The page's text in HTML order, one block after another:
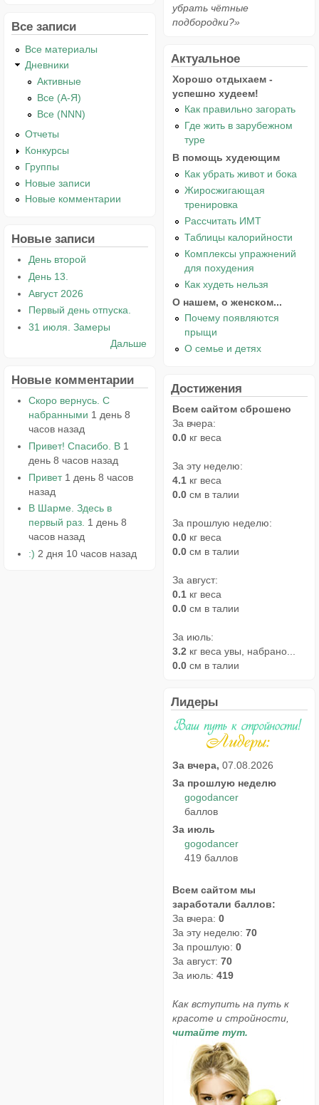
Все записи
Все материалы
Дневники
Активные
Все (А-Я)
Все (NNN)
Отчеты
Конкурсы
Группы
Новые записи
Новые комментарии
Новые записи
День второй
День 13.
Август 2026
Первый день отпуска.
31 июля. Замеры
Дальше
Новые комментарии
Скоро вернусь. С
набранными 1 день 8
часов назад
Привет! Спасибо. В 1
день 8 часов назад
Привет 1 день 8 часов
назад
В Шарме. Здесь в
первый раз. 1 день 8
часов назад
:) 2 дня 10 часов назад
убрать чётные
подбородки?»
Актуальное
Хорошо отдыхаем -
успешно худеем!
Как правильно загорать
Где жить в зарубежном
туре
В помощь худеющим
Как убрать живот и бока
Жиросжигающая
тренировка
Рассчитать ИМТ
Таблицы калорийности
Комплексы упражнений
для похудения
Как худеть нельзя
О нашем, о женском...
Почему появляются
прыщи
О семье и детях
Достижения
Всем сайтом сброшено
За вчера:
0.0 кг веса
За эту неделю:
4.1 кг веса
0.0 см в талии
За прошлую неделю:
0.0 кг веса
0.0 см в талии
За август:
0.1 кг веса
0.0 см в талии
За июль:
3.2 кг веса увы, набрано...
0.0 см в талии
Лидеры
За вчера, 07.08.2026
За прошлую неделю
gogodancer
баллов
За июль
gogodancer
419 баллов
Всем сайтом мы
заработали баллов:
За вчера: 0
За эту неделю: 70
За прошлую: 0
За август: 70
За июль: 419
Как вступить на путь к
красоте и стройности,
читайте тут.